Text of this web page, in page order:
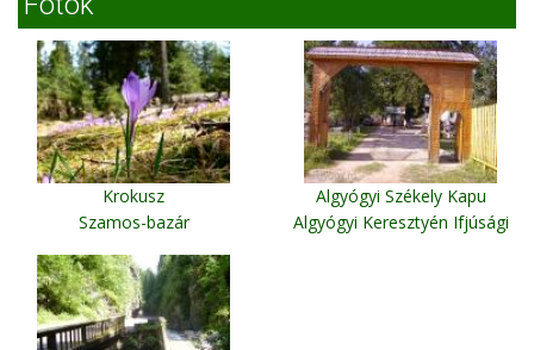
Krokusz
Szamos-bazár
Algyógyi Székely Kapu
Algyógyi Keresztyén Ifjúsági